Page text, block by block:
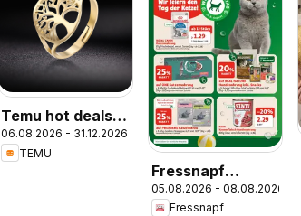
Temu hot deals –
Austria
06.08.2026 - 31.12.2026
TEMU
Fressnapf
Flugblatt
05.08.2026 - 08.08.2026
Fressnapf